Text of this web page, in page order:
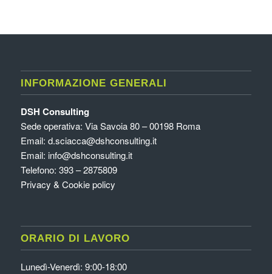
INFORMAZIONE GENERALI
DSH Consulting
Sede operativa: Via Savoia 80 – 00198 Roma
Email: d.sciacca@dshconsulting.it
Email: info@dshconsulting.it
Telefono: 393 – 2875809
Privacy & Cookie policy
ORARIO DI LAVORO
Lunedì-Venerdì: 9:00-18:00